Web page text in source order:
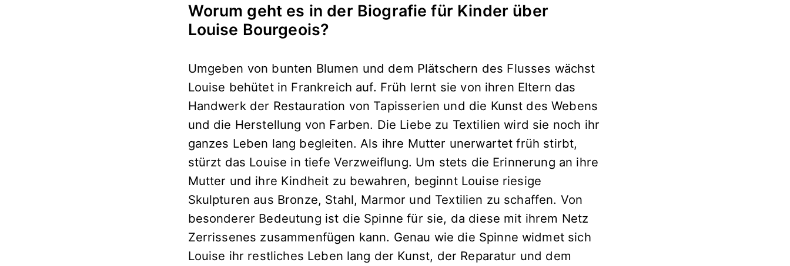
Worum geht es in der Biografie für Kinder über
Louise Bourgeois?
Umgeben von bunten Blumen und dem Plätschern des Flusses wächst
Louise behütet in Frankreich auf. Früh lernt sie von ihren Eltern das
Handwerk der Restauration von Tapisserien und die Kunst des Webens
und die Herstellung von Farben. Die Liebe zu Textilien wird sie noch ihr
ganzes Leben lang begleiten. Als ihre Mutter unerwartet früh stirbt,
stürzt das Louise in tiefe Verzweiflung. Um stets die Erinnerung an ihre
Mutter und ihre Kindheit zu bewahren, beginnt Louise riesige
Skulpturen aus Bronze, Stahl, Marmor und Textilien zu schaffen. Von
besonderer Bedeutung ist die Spinne für sie, da diese mit ihrem Netz
Zerrissenes zusammenfügen kann. Genau wie die Spinne widmet sich
Louise ihr restliches Leben lang der Kunst, der Reparatur und dem